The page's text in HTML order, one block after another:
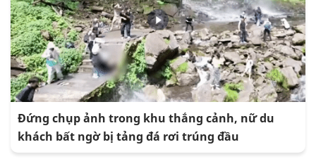
Đứng chụp ảnh trong khu thắng cảnh, nữ du
khách bất ngờ bị tảng đá rơi trúng đầu